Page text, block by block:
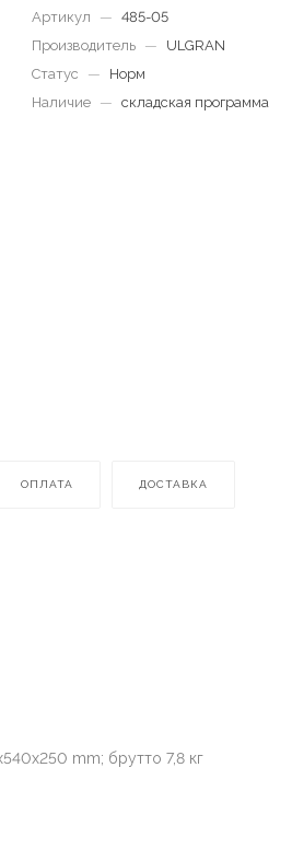
Артикул
— 485-05
Производитель
—
ULGRAN
Статус
—
Норм
Наличие
— складская программа
ОПЛАТА ДОСТАВКА
mm; брутто 7,8 кг